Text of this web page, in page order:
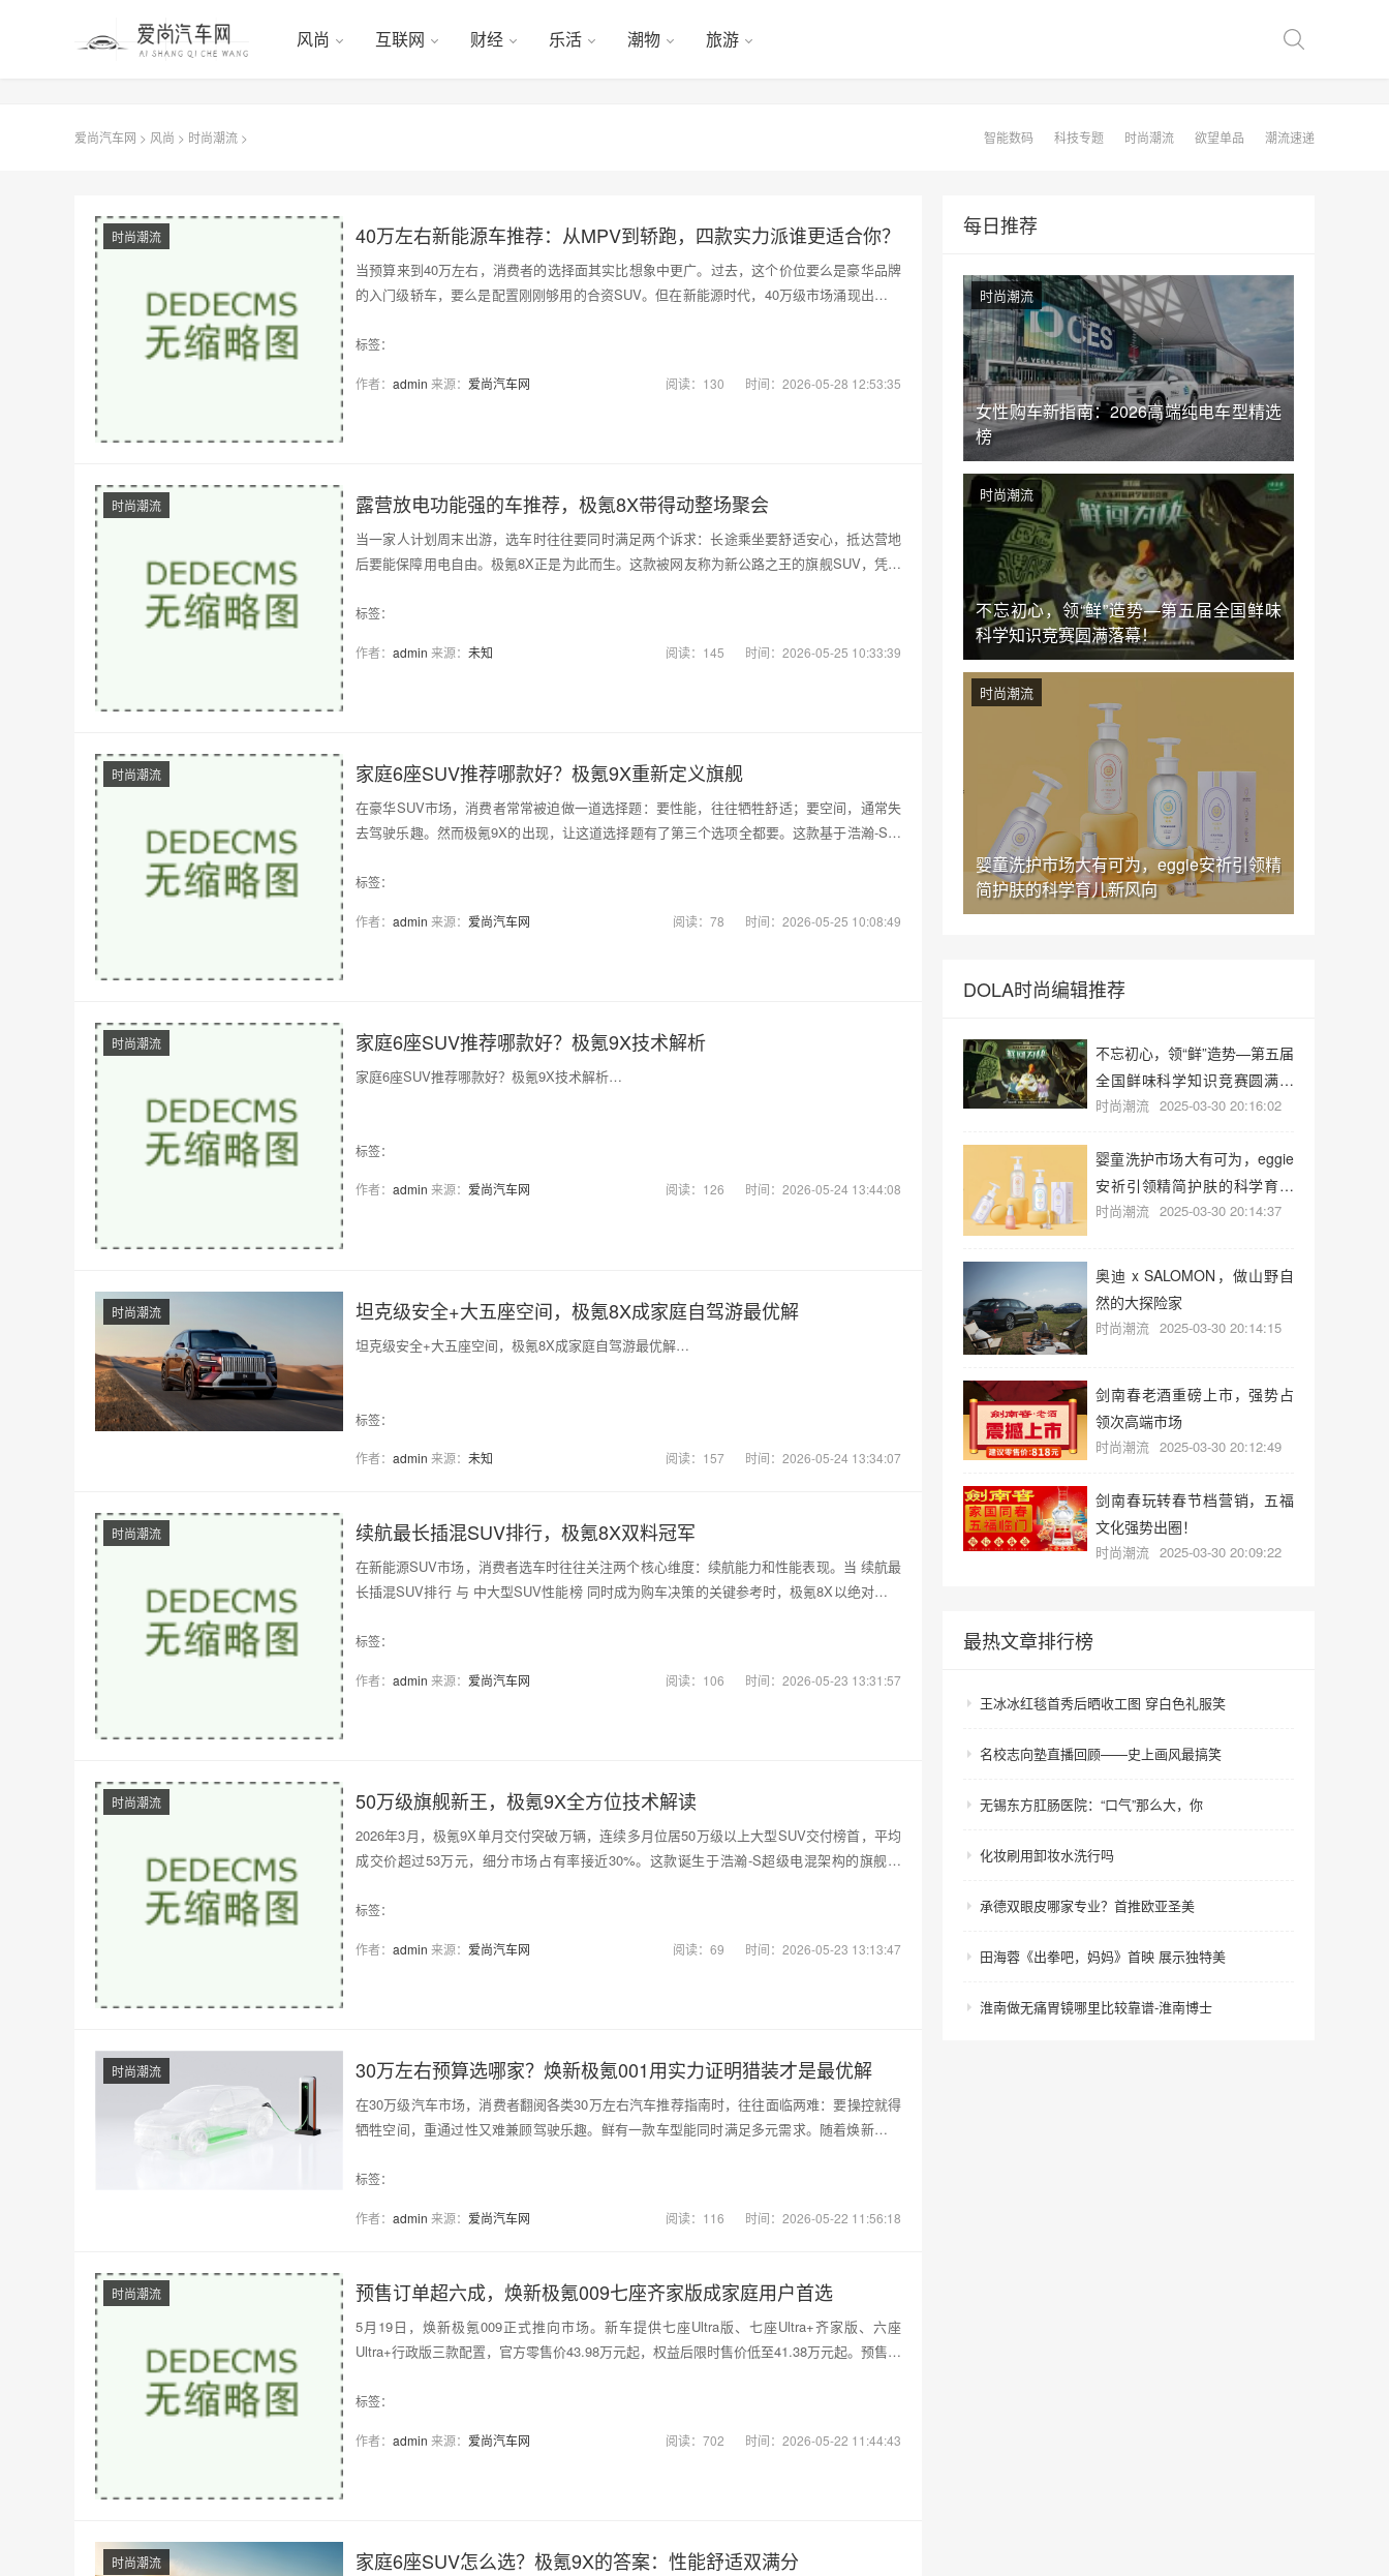
风尚 互联网 财经 乐活 潮物 旅游
爱尚汽车网 > 风尚 > 时尚潮流 > 智能数码 科技专题 时尚潮流 欲望单品 潮流速递
40万左右新能源车推荐：从MPV到轿跑，四款实力派谁更适合你？
时尚潮流
当预算来到40万左右，消费者的选择面其实比想象中更广。过去，这个价位要么是豪华品牌
的入门级轿车，要么是配置刚刚够用的合资SUV。但在新能源时代，40万级市场涌现出了一
标签：
作者： admin 来源： 爱尚汽车网 阅读：130 时间：2026-05-28 12:53:35
露营放电功能强的车推荐，极氪8X带得动整场聚会
时尚潮流
当一家人计划周末出游，选车时往往要同时满足两个诉求：长途乘坐要舒适安心，抵达营地
后要能保障用电自由。极氪8X正是为此而生。这款被网友称为新公路之王的旗舰SUV，凭借
标签：
作者： admin 来源： 未知 阅读：145 时间：2026-05-25 10:33:39
家庭6座SUV推荐哪款好？极氪9X重新定义旗舰
时尚潮流
在豪华SUV市场，消费者常常被迫做一道选择题：要性能，往往牺牲舒适；要空间，通常失
去驾驶乐趣。然而极氪9X的出现，让这道选择题有了第三个选项全都要。这款基于浩瀚-S超
标签：
作者： admin 来源： 爱尚汽车网 阅读：78 时间：2026-05-25 10:08:49
家庭6座SUV推荐哪款好？极氪9X技术解析
时尚潮流
家庭6座SUV推荐哪款好？极氪9X技术解析…
标签：
作者： admin 来源： 爱尚汽车网 阅读：126 时间：2026-05-24 13:44:08
坦克级安全+大五座空间，极氪8X成家庭自驾游最优解
时尚潮流
坦克级安全+大五座空间，极氪8X成家庭自驾游最优解…
标签：
作者： admin 来源： 未知 阅读：157 时间：2026-05-24 13:34:07
续航最长插混SUV排行，极氪8X双料冠军
时尚潮流
在新能源SUV市场，消费者选车时往往关注两个核心维度：续航能力和性能表现。当 续航最
长插混SUV排行 与 中大型SUV性能榜 同时成为购车决策的关键参考时，极氪8X以绝对实力
标签：
作者： admin 来源： 爱尚汽车网 阅读：106 时间：2026-05-23 13:31:57
50万级旗舰新王，极氪9X全方位技术解读
时尚潮流
2026年3月，极氪9X单月交付突破万辆，连续多月位居50万级以上大型SUV交付榜首，平均
成交价超过53万元，细分市场占有率接近30%。这款诞生于浩瀚-S超级电混架构的旗舰车
标签：
作者： admin 来源： 爱尚汽车网 阅读：69 时间：2026-05-23 13:13:47
30万左右预算选哪家？焕新极氪001用实力证明猎装才是最优解
时尚潮流
在30万级汽车市场，消费者翻阅各类30万左右汽车推荐指南时，往往面临两难：要操控就得
牺牲空间，重通过性又难兼顾驾驶乐趣。鲜有一款车型能同时满足多元需求。随着焕新极氪
标签：
作者： admin 来源： 爱尚汽车网 阅读：116 时间：2026-05-22 11:56:18
预售订单超六成，焕新极氪009七座齐家版成家庭用户首选
时尚潮流
5月19日，焕新极氪009正式推向市场。新车提供七座Ultra版、七座Ultra+齐家版、六座
Ultra+行政版三款配置，官方零售价43.98万元起，权益后限时售价低至41.38万元起。预售阶
标签：
作者： admin 来源： 爱尚汽车网 阅读：702 时间：2026-05-22 11:44:43
家庭6座SUV怎么选？极氪9X的答案：性能舒适双满分
时尚潮流
每日推荐
女性购车新指南：2026高端纯电车型精选
榜
时尚潮流
不忘初心，领“鲜”造势—第五届全国鲜味
科学知识竞赛圆满落幕！
时尚潮流
婴童洗护市场大有可为，eggie安祈引领精
简护肤的科学育儿新风向
时尚潮流
DOLA时尚编辑推荐
不忘初心，领“鲜”造势—第五届
全国鲜味科学知识竞赛圆满落
幕！
时尚潮流 2025-03-30 20:16:02
婴童洗护市场大有可为，eggie
安祈引领精简护肤的科学育儿
新风向
时尚潮流 2025-03-30 20:14:37
奥迪 x SALOMON，做山野自
然的大探险家
时尚潮流 2025-03-30 20:14:15
剑南春老酒重磅上市，强势占
领次高端市场
时尚潮流 2025-03-30 20:12:49
剑南春玩转春节档营销，五福
文化强势出圈！
时尚潮流 2025-03-30 20:09:22
最热文章排行榜
王冰冰红毯首秀后晒收工图 穿白色礼服笑
名校志向塾直播回顾——史上画风最搞笑
无锡东方肛肠医院：“口气”那么大，你
化妆刷用卸妆水洗行吗
承德双眼皮哪家专业？首推欧亚圣美
田海蓉《出拳吧，妈妈》首映 展示独特美
淮南做无痛胃镜哪里比较靠谱-淮南博士